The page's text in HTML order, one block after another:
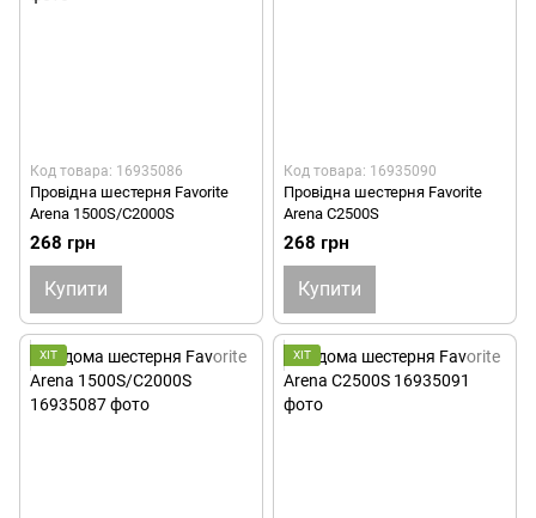
Код товара: 16935086
Провідна шестерня Favorite
Arena 1500S/C2000S
268 грн
Купити
Код товара: 16935090
Провідна шестерня Favorite
Arena C2500S
268 грн
Купити
ХІТ ХІТ